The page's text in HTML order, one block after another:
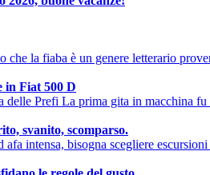
la fiaba è un genere letterario
in Fiat 500 D
delle Prefi La prima gita in macchina
svanito, scomparso.
intensa, bisogna scegliere escursioni